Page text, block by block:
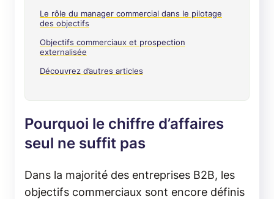
Le rôle du manager commercial dans le pilotage
des objectifs
Objectifs commerciaux et prospection
externalisée
Découvrez d’autres articles
Pourquoi le chiffre d’affaires
seul ne suffit pas
Dans la majorité des entreprises B2B, les
objectifs commerciaux sont encore définis